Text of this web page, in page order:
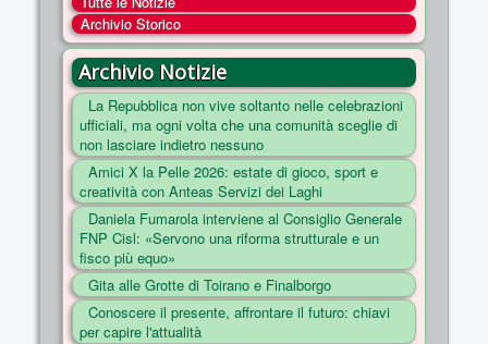
COSA FACCIAMO
ENTI
NOTIZIE
ESSENZIALI
MAPPA DEL SITO
CONVENZIONI
FOTO
SOCIAL
Archivio Storico
Archivio Notizie
La Repubblica non vive soltanto nelle celebrazioni
ufficiali, ma ogni volta che una comunità sceglie di
non lasciare indietro nessuno
Amici X la Pelle 2026: estate di gioco, sport e
creatività con Anteas Servizi dei Laghi
Daniela Fumarola interviene al Consiglio Generale
FNP Cisl: «Servono una riforma strutturale e un
fisco più equo»
Gita alle Grotte di Toirano e Finalborgo
Conoscere il presente, affrontare il futuro: chiavi
per capire l'attualità